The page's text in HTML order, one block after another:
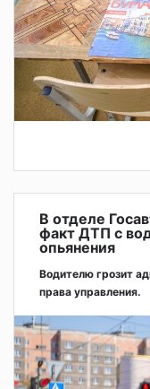
В отделе
факт ДТП с
опьянения
Водителю грозит
права управления.